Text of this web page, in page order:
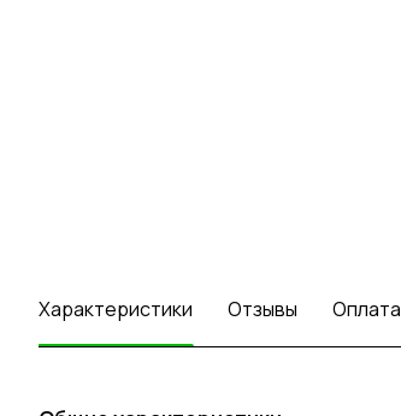
Характеристики Отзывы Оплата